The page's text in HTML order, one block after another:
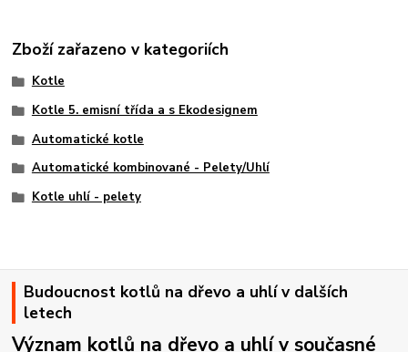
Zboží zařazeno v kategoriích
Kotle
Kotle 5. emisní třída a s Ekodesignem
Automatické kotle
Automatické kombinované - Pelety/Uhlí
Kotle uhlí - pelety
Budoucnost kotlů na dřevo a uhlí v dalších
letech
Význam kotlů na dřevo a uhlí v současné